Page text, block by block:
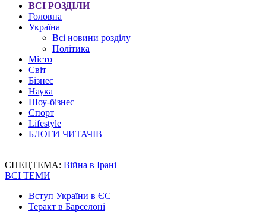
ВСІ РОЗДІЛИ
Головна
Україна
Всі новини розділу
Політика
Місто
Світ
Бізнес
Наука
Шоу-бізнес
Спорт
Lifestyle
БЛОГИ ЧИТАЧІВ
СПЕЦТЕМА: Війна в Ірані
ВСІ ТЕМИ
Вступ України в ЄС
Теракт в Барселоні